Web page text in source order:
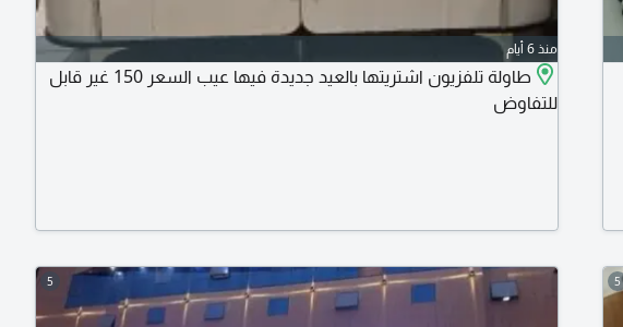
منذ 6 أيام
طاولة تلفزيون اشتريتها بالعيد جديدة فيها عيب السعر 150 غير قابل
للتفاوض
5
5